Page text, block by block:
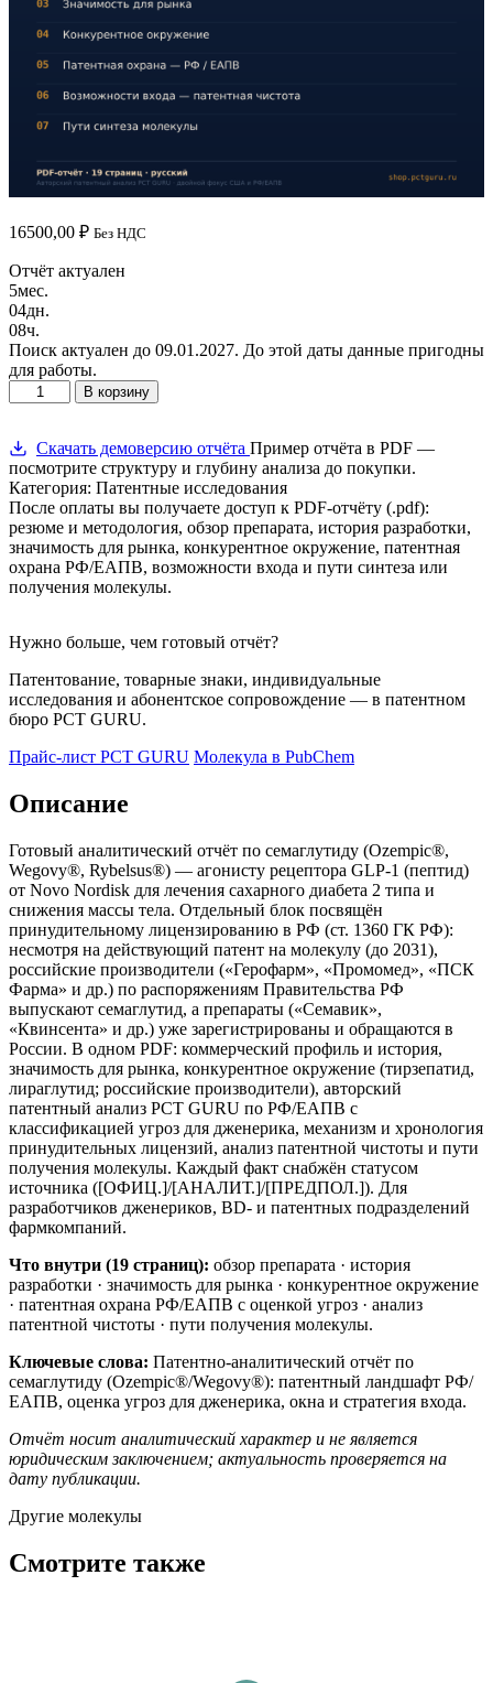
16500,00 ₽ Без НДС
Отчёт актуален
5мес.
04дн.
08ч.
Поиск актуален до 09.01.2027. До этой даты данные пригодны
для работы.
Количество
товара
(Ozempic®/Wegovy®)
—
конкурентная
разведка
и
патентный
анализ
РФ/
лицензия)
В корзину
Скачать демоверсию отчёта Пример отчёта в PDF —
посмотрите структуру и глубину анализа до покупки.
Категория: Патентные исследования
После оплаты вы получаете доступ к PDF-отчёту (.pdf):
резюме и методология, обзор препарата, история разработки,
значимость для рынка, конкурентное окружение, патентная
охрана РФ/ЕАПВ, возможности входа и пути синтеза или
получения молекулы.
Нужно больше, чем готовый отчёт?
Патентование, товарные знаки, индивидуальные
исследования и абонентское сопровождение — в патентном
бюро PCT GURU.
Прайс-лист PCT GURU Молекула в PubChem
Описание
Готовый аналитический отчёт по семаглутиду (Ozempic®,
Wegovy®, Rybelsus®) — агонисту рецептора GLP-1 (пептид)
от Novo Nordisk для лечения сахарного диабета 2 типа и
снижения массы тела. Отдельный блок посвящён
принудительному лицензированию в РФ (ст. 1360 ГК РФ):
несмотря на действующий патент на молекулу (до 2031),
российские производители («Герофарм», «Промомед», «ПСК
Фарма» и др.) по распоряжениям Правительства РФ
выпускают семаглутид, а препараты («Семавик»,
«Квинсента» и др.) уже зарегистрированы и обращаются в
России. В одном PDF: коммерческий профиль и история,
значимость для рынка, конкурентное окружение (тирзепатид,
лираглутид; российские производители), авторский
патентный анализ PCT GURU по РФ/ЕАПВ с
классификацией угроз для дженерика, механизм и хронология
принудительных лицензий, анализ патентной чистоты и пути
получения молекулы. Каждый факт снабжён статусом
источника ([ОФИЦ.]/[АНАЛИТ.]/[ПРЕДПОЛ.]). Для
разработчиков дженериков, BD- и патентных подразделений
фармкомпаний.
Что внутри (19 страниц): обзор препарата · история
разработки · значимость для рынка · конкурентное окружение
· патентная охрана РФ/ЕАПВ с оценкой угроз · анализ
патентной чистоты · пути получения молекулы.
Ключевые слова: Патентно-аналитический отчёт по
семаглутиду (Ozempic®/Wegovy®): патентный ландшафт РФ/
ЕАПВ, оценка угроз для дженерика, окна и стратегия входа.
Отчёт носит аналитический характер и не является
юридическим заключением; актуальность проверяется на
дату публикации.
Другие молекулы
Смотрите также